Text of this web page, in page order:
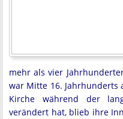
mehr als vier
war Mitte 16. Jahrhunderts
Kirche während der
verändert hat, blieb ihre